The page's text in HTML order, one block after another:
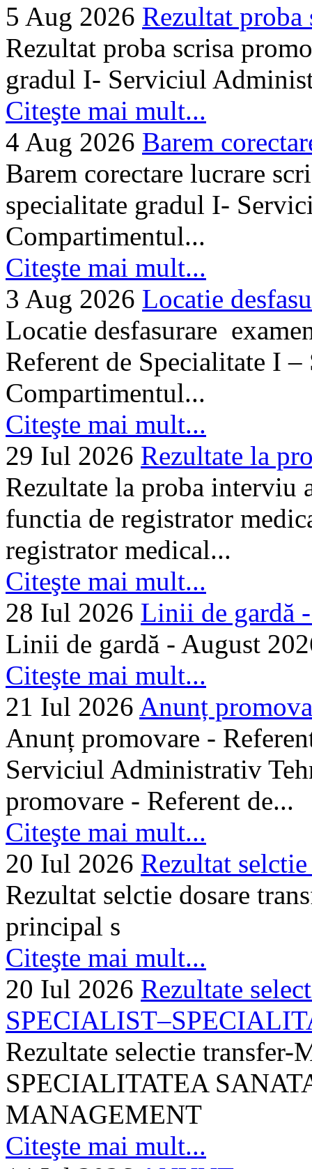
5 Aug 2026 Rezultat proba
Rezultat proba scrisa
gradul I- Serviciul
Citeşte mai mult...
4 Aug 2026 Barem
Barem corectare lucrare
specialitate gradul I-
Compartimentul...
Citeşte mai mult...
3 Aug 2026 Locatie
Locatie desfasurare
Referent de Specialitate I
Compartimentul...
Citeşte mai mult...
29 Iul 2026 Rezultate la
Rezultate la proba interviu
functia de registrator
registrator medical...
Citeşte mai mult...
28 Iul 2026 Linii de gardă
Linii de gardă - August
Citeşte mai mult...
21 Iul 2026 Anunț
Anunț promovare -
Serviciul Administrativ
promovare - Referent de...
Citeşte mai mult...
20 Iul 2026 Rezultat
Rezultat selctie dosare
principal s
Citeşte mai mult...
20 Iul 2026 Rezultate
Rezultate selectie
SPECIALITATEA
MANAGEMENT
Citeşte mai mult...